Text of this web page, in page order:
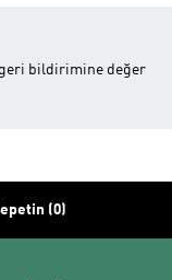
geri bildirimine değer
(0)